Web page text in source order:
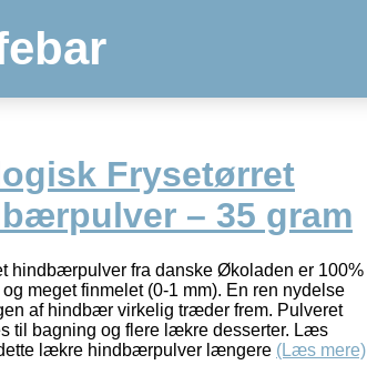
Frysetørret
– 35 gram
hindbærpulver fra danske Økoladen er 100%
meget finmelet (0-1 mm). En ren nydelse
af hindbær virkelig træder frem. Pulveret
til bagning og flere lækre desserter. Læs
lækre hindbærpulver længere (Læs mere)